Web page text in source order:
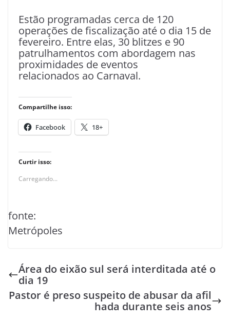
Estão programadas cerca de 120
operações de fiscalização até o dia 15 de
fevereiro. Entre elas, 30 blitzes e 90
patrulhamentos com abordagem nas
proximidades de eventos
relacionados ao Carnaval.
Compartilhe isso:
Facebook 18+
Curtir isso:
Carregando...
fonte:
Metrópoles
Área do eixão sul será interditada até o
dia 19
Pastor é preso suspeito de abusar da afil
hada durante seis anos